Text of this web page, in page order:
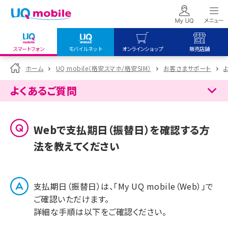
スマートフォン モバイルネット オンラインショップ 販売店舗
my UQ WiMAX
UQ WiMAX ご契約の方
My UQ mobile
UQ mobile
データチャージサイト
UQ mobile
オンラインショップ
UQ WiMAX
UQ mobile
販売店舗
UQ WiMAX
ホーム UQ mobile（格安スマホ/格安SIM） お客さまサポート
よくあるご質問
Webで支払期日（振替日）を確認する方
法を教えてください
支払期日（振替日）は、「My UQ mobile（Web）」で
ご確認いただけます。
詳細な手順は以下をご確認ください。